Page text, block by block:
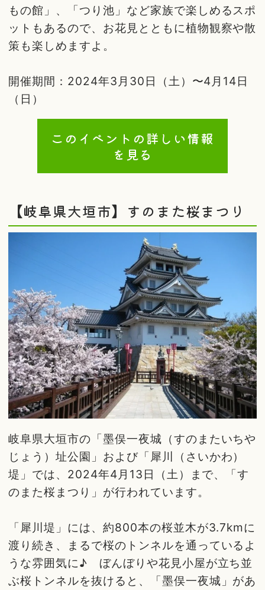
もの館」、「つり池」など家族で楽しめるスポ
ットもあるので、お花見とともに植物観察や散
策も楽しめますよ。
開催期間：2024年3月30日（土）〜4月14日
（日）
このイベントの詳しい情報
を見る
【岐阜県大垣市】すのまた桜まつり
岐阜県大垣市の「墨俣一夜城（すのまたいちや
じょう）址公園」および「犀川（さいかわ）
堤」では、2024年4月13日（土）まで、「す
のまた桜まつり」が行われています。
「犀川堤」には、約800本の桜並木が3.7kmに
渡り続き、まるで桜のトンネルを通っているよ
うな雰囲気に♪ ぼんぼりや花見小屋が立ち並
ぶ桜トンネルを抜けると、「墨俣一夜城」があ